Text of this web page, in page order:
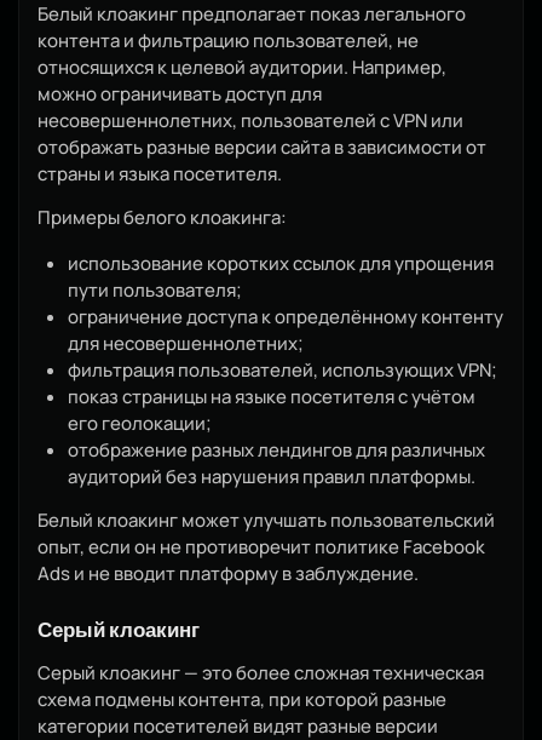
Белый клоакинг предполагает показ легального
контента и фильтрацию пользователей, не
относящихся к целевой аудитории. Например,
можно ограничивать доступ для
несовершеннолетних, пользователей с VPN или
отображать разные версии сайта в зависимости от
страны и языка посетителя.
Примеры белого клоакинга:
использование коротких ссылок для упрощения
пути пользователя;
ограничение доступа к определённому контенту
для несовершеннолетних;
фильтрация пользователей, использующих VPN;
показ страницы на языке посетителя с учётом
его геолокации;
отображение разных лендингов для различных
аудиторий без нарушения правил платформы.
Белый клоакинг может улучшать пользовательский
опыт, если он не противоречит политике Facebook
Ads и не вводит платформу в заблуждение.
Серый клоакинг
Серый клоакинг — это более сложная техническая
схема подмены контента, при которой разные
категории посетителей видят разные версии